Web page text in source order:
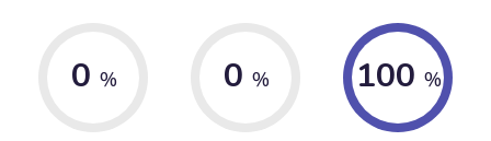
0 % 0 % 100 %